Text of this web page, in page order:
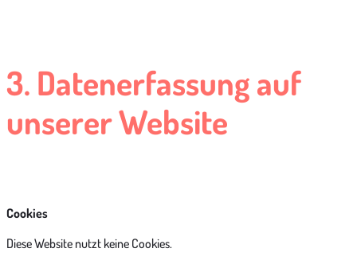
3. Datenerfassung auf
unserer Website
Cookies
Diese Website nutzt keine Cookies.